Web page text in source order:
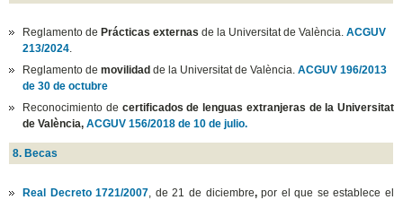
Reglamento de Prácticas externasde la Universitat de València.ACGUV
213/2024.
Reglamento demovilidadde la Universitat de València.ACGUV 196/2013
de 30 de octubre
Reconocimiento de certificados de lenguas extranjeras de la Universitat
de València,ACGUV 156/2018 de 10 de julio.
8. Becas
Real Decreto 1721/2007, de 21 de diciembre,por el que se establece el